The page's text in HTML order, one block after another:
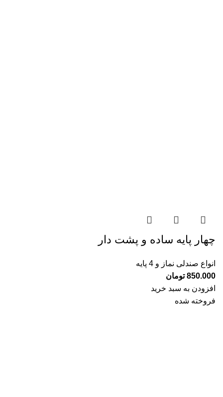
چهار پايه ساده و پشت دار
انواع صندلی نماز و 4 پایه
850.000 تومان
افزودن به سبد خرید
فروخته شده